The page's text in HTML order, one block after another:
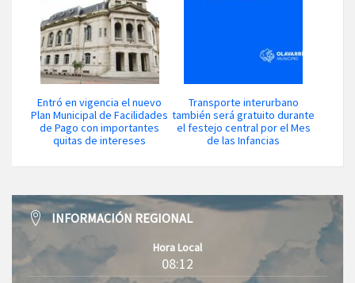
Entró en vigencia el nuevo
Plan Municipal de Facilidades
de Pago con importantes
quitas de intereses
Transporte interurbano
también será gratuito durante
el festejo central por el Mes
de las Infancias
INFORMACIÓN REGIONAL
Hora Local
08:12